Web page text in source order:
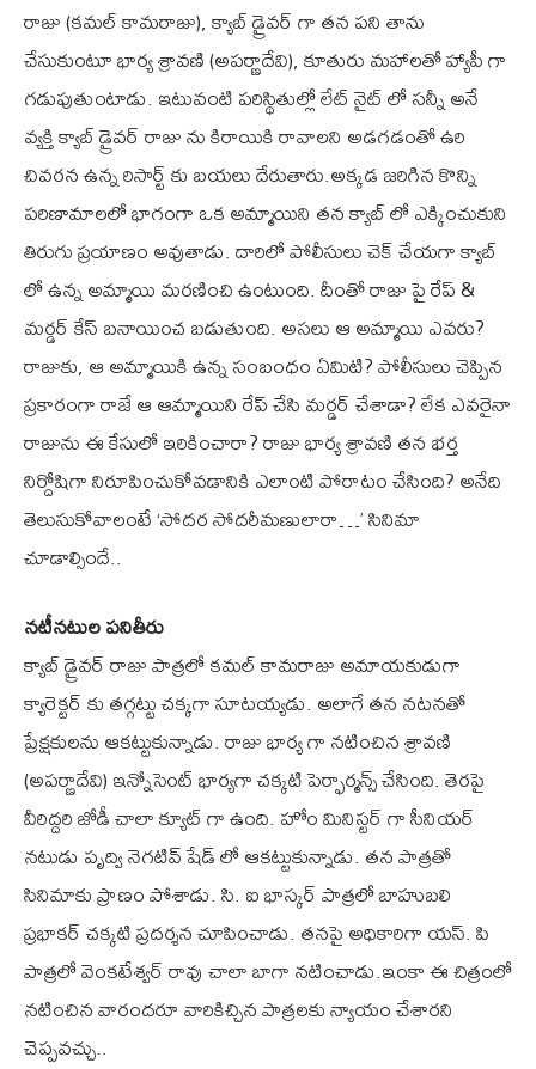
రాజు (కమల్ కామరాజు), క్యాబ్ డ్రైవర్ గా తన పని తాను
చేసుకుంటూ భార్య శ్రావణి (అపర్ణాదేవి), కూతురు మహాలతో హ్యాపీ గా
గడుపుతుంటాడు. ఇటువంటి పరిస్థితుల్లో లేట్ నైట్ లో సన్నీ అనే
వ్యక్తి క్యాబ్ డ్రైవర్ రాజు ను కిరాయికి రావాలని అడగడంతో ఉరి
చివరన ఉన్న రిసార్ట్ కు బయలు దేరుతారు.అక్కడ జరిగిన కొన్ని
పరిణామాలలో భాగంగా ఒక అమ్మాయిని తన క్యాబ్ లో ఎక్కించుకుని
తిరుగు ప్రయాణం అవుతాడు. దారిలో పోలీసులు చెక్ చేయగా క్యాబ్
లో ఉన్న అమ్మాయి మరణించి ఉంటుంది. దీంతో రాజు పై రేప్ &
మర్డర్ కేస్ బనాయించ బడుతుంది. అసలు ఆ అమ్మాయి ఎవరు?
రాజుకు, ఆ అమ్మాయికి ఉన్న సంబంధం ఏమిటి? పోలీసులు చెప్పిన
ప్రకారంగా రాజే ఆ ఆమ్మాయిని రేప్ చేసి మర్డర్ చేశాడా? లేక ఎవరైనా
రాజును ఈ కేసులో ఇరికించారా? రాజు భార్య శ్రావణి తన భర్త
నిర్దోషిగా నిరూపించుకోవడానికి ఎలాంటి పోరాటం చేసింది? అనేది
తెలుసుకోవాలంటే ‘సోదర సోదరీమణులారా…’ సినిమా
చూడాల్సిందే..
నటీనటుల పనితీరు
క్యాబ్ డ్రైవర్ రాజు పాత్రలో కమల్ కామరాజు అమాయకుడుగా
క్యారెక్టర్ కు తగ్గట్టు చక్కగా సూటయ్యడు. అలాగే తన నటనతో
ప్రేక్షకులను ఆకట్టుకున్నాడు. రాజు భార్య గా నటించిన శ్రావణి
(అపర్ణాదేవి) ఇన్నోసెంట్ భార్యగా చక్కటి పెర్ఫార్మన్స్ చేసింది. తెరపై
వీరిద్దరి జోడీ చాలా క్యూట్ గా ఉంది. హోం మినిస్టర్ గా సీనియర్
నటుడు పృద్వి నెగటివ్‌ షేడ్‌ లో ఆకట్టుకున్నాడు. తన పాత్రతో
సినిమాకు ప్రాణం పోశాడు. సి. ఐ భాస్కర్ పాత్రలో బాహుబలి
ప్రభాకర్ చక్కటి ప్రదర్శన చూపించాడు. తనపై అధికారిగా యస్. పి
పాత్రలో వెంకటేశ్వర్ రావు చాలా బాగా నటించాడు.ఇంకా ఈ చిత్రంలో
నటించిన వారందరూ వారికిచ్చిన పాత్రలకు న్యాయం చేశారని
చెప్పవచ్చు..